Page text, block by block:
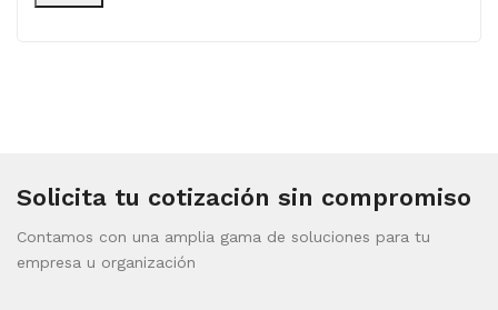
Solicita tu cotización sin compromiso
Contamos con una amplia gama de soluciones para tu
empresa u organización